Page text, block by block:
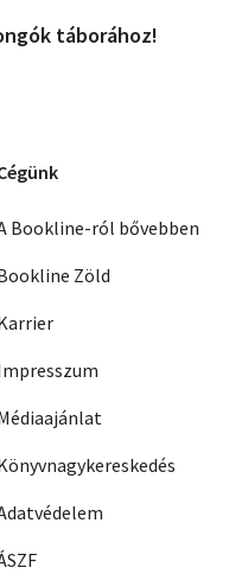
táborához!
Bookline-ról bővebben
Zöld